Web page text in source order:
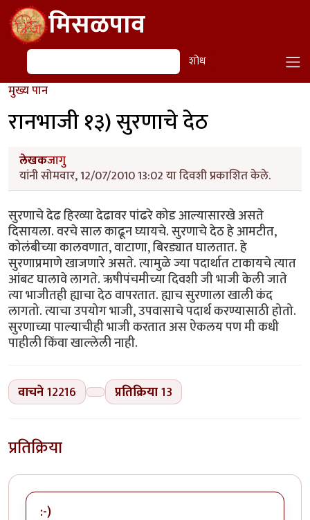
Skip to main contentमिसळपाव
शोध शोध
मुख्य पान
रानभाजी १३) सुरणाचे देठ
लेखकजागु
यांनी सोमवार, 12/07/2010 13:02 या दिवशी प्रकाशित केले.
सुरणाचे देढ हिरव्या देढावर पांढरे कोड आल्यासारखे असते
दिसायला. वरचे साल काढून घ्यायचे. सुरणाचे देठ हे आमटीत,
कोलंबीच्या कालवणात, वाटाणा, बिरड्यात घालतात. हे
सुरणाप्रमाणे खाजणारे असते. त्यामुळे ज्या पदार्थात टाकायचे त्यात
आंबट घालावे लागते. ऋषीपंचमीच्या दिवशी जी भाजी केली जाते
त्या भाजीतही ह्याचा देठ वापरतात. ह्याच सुरणाला खाली कंद
लागतो. त्याचा उपयोग भाजी, उपवासाचे पदार्थ करण्यासाठी होतो.
सुरणाच्या पाल्याचीही भाजी करतात अस ऐकलय पण मी कधी
पाहीली किंवा खाल्लेली नाही.
वाचने12216 प्रतिक्रिया13
प्रतिक्रिया
:-)